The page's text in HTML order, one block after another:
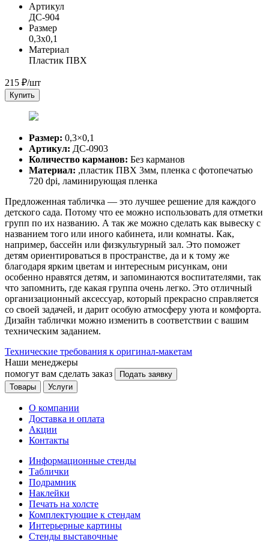
Артикул
ДС-904
Размер
0,3x0,1
Материал
Пластик ПВХ
215 ₽/шт
Купить
Размер: 0,3×0,1
Артикул: ДС-0903
Количество карманов: Без карманов
Материал: ,пластик ПВХ 3мм, пленка с фотопечатью
720 dpi, ламинирующая пленка
Предложенная табличка — это лучшее решение для каждого
детского сада. Потому что ее можно использовать для отметки
групп по их названию. А так же можно сделать как вывеску с
названием того или иного кабинета, или комнаты. Как,
например, бассейн или физкультурный зал. Это поможет
детям ориентироваться в пространстве, да и к тому же
благодаря ярким цветам и интересным рисункам, они
особенно нравятся детям, и запоминаются воспитателями, так
что запомнить, где какая группа очень легко. Это отличный
организационный аксессуар, который прекрасно справляется
со своей задачей, и дарит особую атмосферу уюта и комфорта.
Дизайн таблички можно изменить в соответствии с вашим
техническим заданием.
Технические требования к оригинал-макетам
Наши менеджеры
помогут вам сделать заказ
Подать заявку
Товары
Услуги
О компании
Доставка и оплата
Акции
Контакты
Информационные стенды
Таблички
Подрамник
Наклейки
Печать на холсте
Комплектующие к стендам
Интерьерные картины
Стенды выставочные